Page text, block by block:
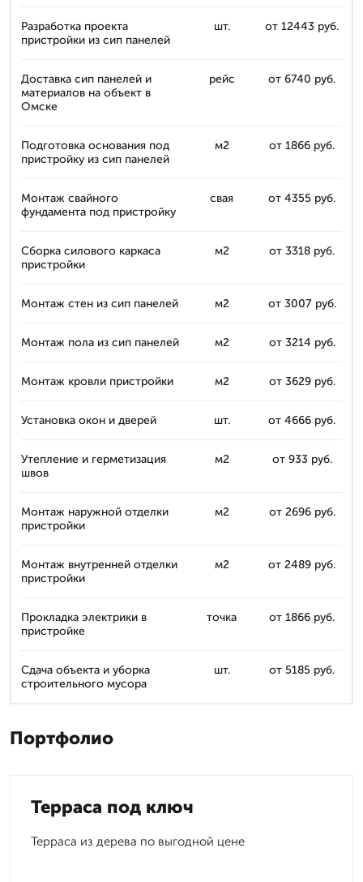
Разработка проекта
пристройки из сип панелей
шт. от 12443 руб.
Доставка сип панелей и
материалов на объект в
Омске
рейс от 6740 руб.
Подготовка основания под
пристройку из сип панелей
м2 от 1866 руб.
Монтаж свайного
фундамента под пристройку
свая от 4355 руб.
Сборка силового каркаса
пристройки
м2 от 3318 руб.
Монтаж стен из сип панелей м2 от 3007 руб.
Монтаж пола из сип панелей м2 от 3214 руб.
Монтаж кровли пристройки м2 от 3629 руб.
Установка окон и дверей шт. от 4666 руб.
Утепление и герметизация
швов
м2 от 933 руб.
Монтаж наружной отделки
пристройки
м2 от 2696 руб.
Монтаж внутренней отделки
пристройки
м2 от 2489 руб.
Прокладка электрики в
пристройке
точка от 1866 руб.
Сдача объекта и уборка
строительного мусора
шт. от 5185 руб.
Портфолио
Терраса под ключ
Терраса из дерева по выгодной цене